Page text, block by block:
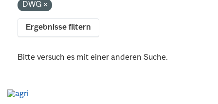
DWG
Ergebnisse filtern
Bitte versuch es mit einer anderen Suche.